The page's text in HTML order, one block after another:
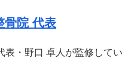
骨院 代表
表・野口 卓人が監修してい